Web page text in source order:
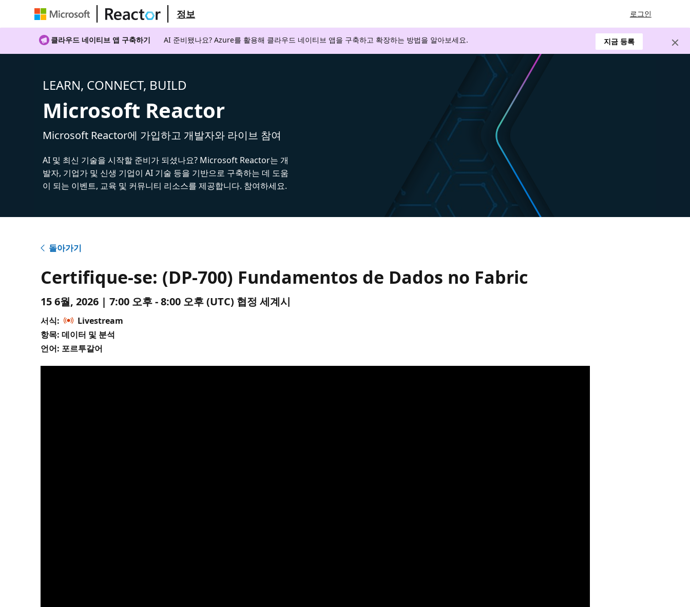
정보 로그인
클라우드 네이티브 앱 구축하기 AI 준비됐나요? Azure를 활용해 클라우드 네이티브 앱을 구축하고 확장하는 방법을 알아보세요. 지금 등록
LEARN, CONNECT, BUILD
Microsoft Reactor
Microsoft Reactor에 가입하고 개발자와 라이브 참여
AI 및 최신 기술을 시작할 준비가 되셨나요? Microsoft Reactor는 개
발자, 기업가 및 신생 기업이 AI 기술 등을 기반으로 구축하는 데 도움
이 되는 이벤트, 교육 및 커뮤니티 리소스를 제공합니다. 참여하세요.
돌아가기
Certifique-se: (DP-700) Fundamentos de Dados no Fabric
15 6월, 2026 | 7:00 오후 - 8:00 오후 (UTC) 협정 세계시
서식:
Livestream
항목: 데이터 및 분석
언어: 포르투갈어